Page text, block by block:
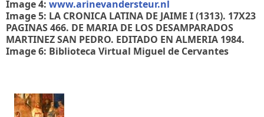
Image 4: www.arinevandersteur.nl
Image 5: LA CRONICA LATINA DE JAIME I (1313). 17X23
PAGINAS 466. DE MARIA DE LOS DESAMPARADOS
MARTINEZ SAN PEDRO. EDITADO EN ALMERIA 1984.
Image 6: Biblioteca Virtual Miguel de Cervantes